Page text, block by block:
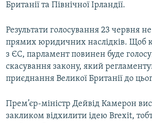
Британії та Північної Ірландії.
Результати голосування 23 червня
прямих юридичних наслідків. Щоб
з ЄС, парламент повинен буде
скасування закону, який
приєднання Великої Британії до
Прем’єр-міністр Дейвід Камерон
закликом відхилити ідею Brexit,